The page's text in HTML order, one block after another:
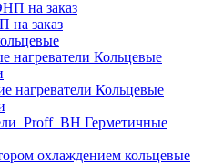
на заказ
Кольцевые
Кольцевые
Герметичные